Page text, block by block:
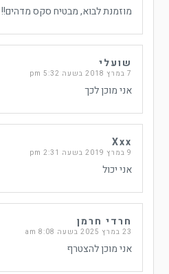
מוזמנת לבוא, מבטיח סקס מדהים!!
שועלי
7 במרץ 2018 בשעה 5:32 pm
אני מוכן לכך
Xxx
9 במרץ 2019 בשעה 2:31 pm
אני יכול
חרדי חרמן
23 במרץ 2025 בשעה 8:08 am
אני מוכן להצטרף